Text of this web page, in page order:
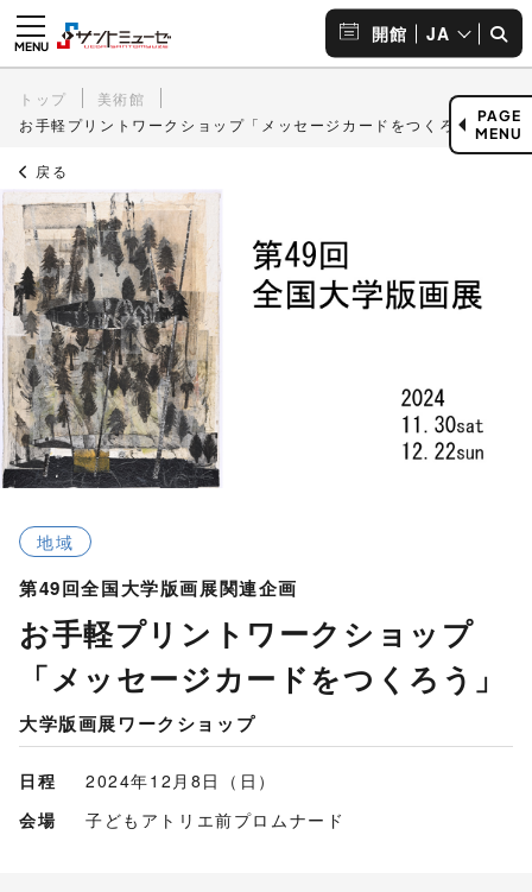
開館 JA
トップ
美術館
お手軽プリントワークショップ「メッセージカードをつくろう」
戻る
地域
第49回全国大学版画展関連企画
お手軽プリントワークショップ
「メッセージカードをつくろう」
大学版画展ワークショップ
日程
2024年12月8日（日）
会場
子どもアトリエ前プロムナード
PAGE
MENU